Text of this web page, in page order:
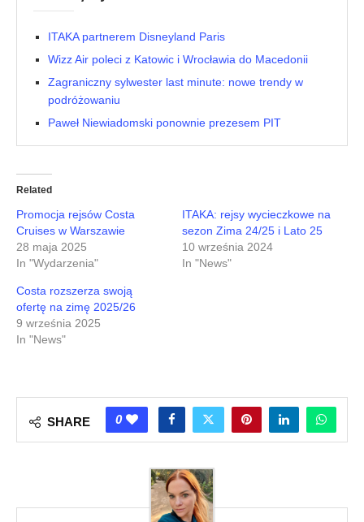
ITAKA partnerem Disneyland Paris
Wizz Air poleci z Katowic i Wrocławia do Macedonii
Zagraniczny sylwester last minute: nowe trendy w
podróżowaniu
Paweł Niewiadomski ponownie prezesem PIT
Related
Promocja rejsów Costa
Cruises w Warszawie
28 maja 2025
In "Wydarzenia"
ITAKA: rejsy wycieczkowe na
sezon Zima 24/25 i Lato 25
10 września 2024
In "News"
Costa rozszerza swoją
ofertę na zimę 2025/26
9 września 2025
In "News"
SHARE 0